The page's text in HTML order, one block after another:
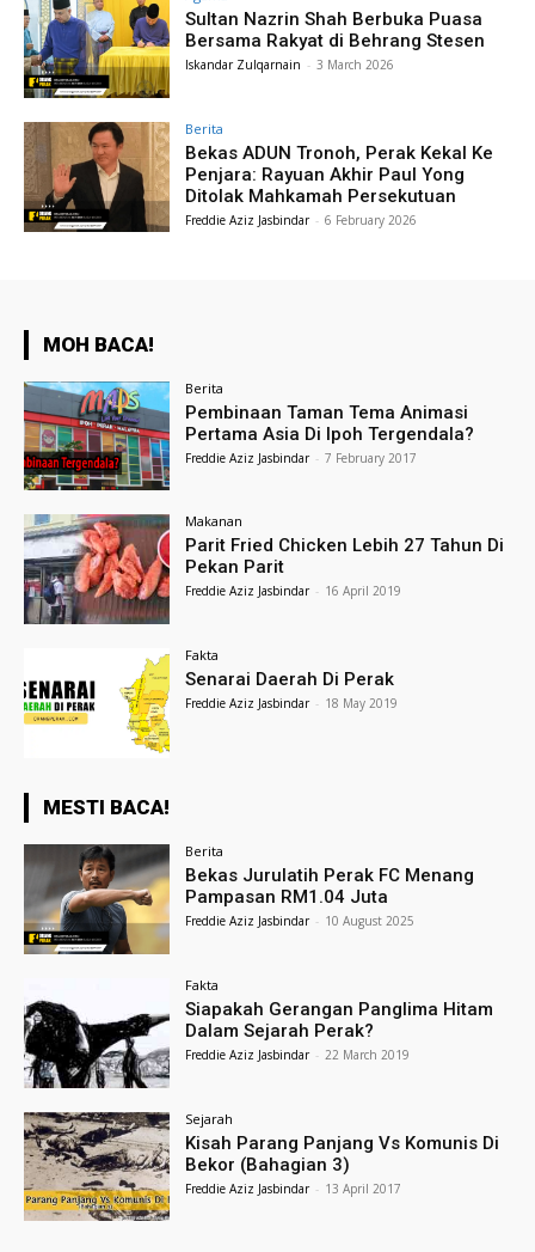
Sultan Nazrin Shah Berbuka Puasa
Bersama Rakyat di Behrang Stesen
Iskandar Zulqarnain - 3 March 2026
Berita
Bekas ADUN Tronoh, Perak Kekal Ke
Penjara: Rayuan Akhir Paul Yong
Ditolak Mahkamah Persekutuan
Freddie Aziz Jasbindar - 6 February 2026
MOH BACA!
Berita
Pembinaan Taman Tema Animasi
Pertama Asia Di Ipoh Tergendala?
Freddie Aziz Jasbindar - 7 February 2017
Makanan
Parit Fried Chicken Lebih 27 Tahun Di
Pekan Parit
Freddie Aziz Jasbindar - 16 April 2019
Fakta
Senarai Daerah Di Perak
Freddie Aziz Jasbindar - 18 May 2019
MESTI BACA!
Berita
Bekas Jurulatih Perak FC Menang
Pampasan RM1.04 Juta
Freddie Aziz Jasbindar - 10 August 2025
Fakta
Siapakah Gerangan Panglima Hitam
Dalam Sejarah Perak?
Freddie Aziz Jasbindar - 22 March 2019
Sejarah
Kisah Parang Panjang Vs Komunis Di
Bekor (Bahagian 3)
Freddie Aziz Jasbindar - 13 April 2017